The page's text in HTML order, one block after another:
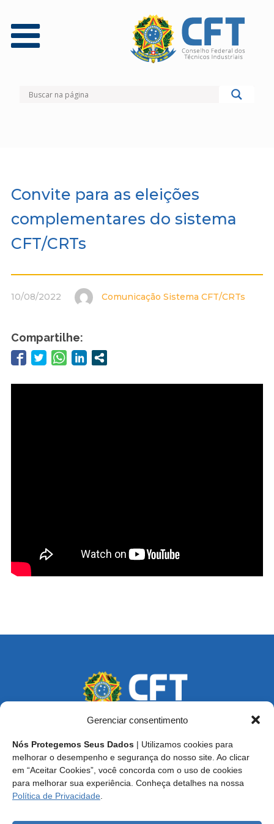
Gerenciar consentimento
Nós Protegemos Seus Dados | Utilizamos cookies para
melhorar o desempenho e segurança do nosso site. Ao clicar
em “Aceitar Cookies”, você concorda com o uso de cookies
para melhorar sua experiência. Conheça detalhes na nossa
Política de Privacidade
Convite para as eleições
complementares do sistema
CFT/CRTs
10/08/2022 Comunicação Sistema CFT/CRTs
Compartilhe:
Endereço: SCS, Quadra 02, Bloco D, Ed. Oscar Niemeyer,
9º Andar CEP 70.316-900 - Brasília/DF
Central de Atendimento ao Técnico:0800 016-1515